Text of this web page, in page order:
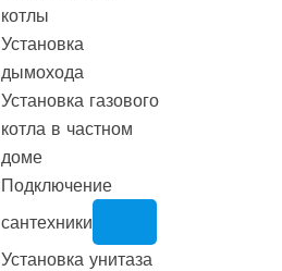
котлы
Установка
дымохода
Установка газового
котла в частном
доме
Подключение
сантехники
Установка унитаза